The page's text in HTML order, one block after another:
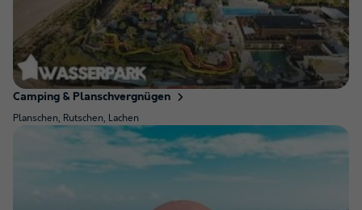
Camping & Planschvergnügen
Planschen, Rutschen, Lachen